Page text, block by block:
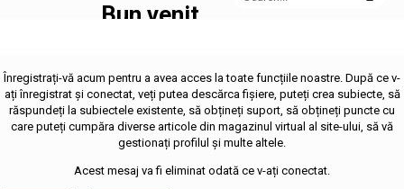
Bun venit
Înregistrați-vă acum pentru a avea acces la toate funcțiile noastre. După ce v-
ați înregistrat și conectat, veți putea descărca fișiere, puteți crea subiecte, să
răspundeți la subiectele existente, să obțineți suport, să obțineți puncte cu
care puteți cumpăra diverse articole din magazinul virtual al site-ului, să vă
gestionați profilul și multe altele.
Acest mesaj va fi eliminat odată ce v-ați conectat.